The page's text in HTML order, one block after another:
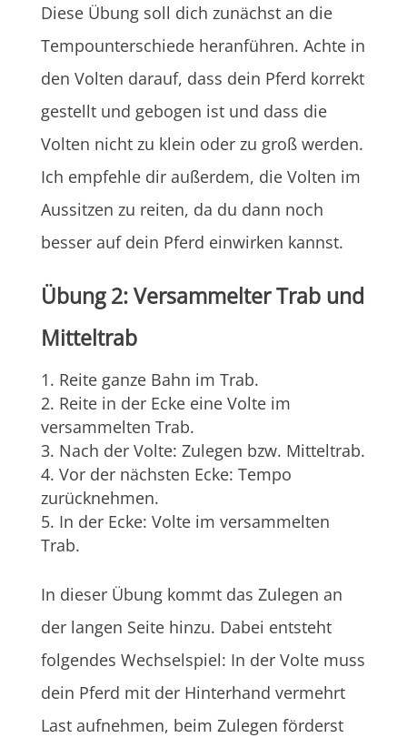
Diese Übung soll dich zunächst an die
Tempounterschiede heranführen. Achte in
den Volten darauf, dass dein Pferd korrekt
gestellt und gebogen ist und dass die
Volten nicht zu klein oder zu groß werden.
Ich empfehle dir außerdem, die Volten im
Aussitzen zu reiten, da du dann noch
besser auf dein Pferd einwirken kannst.
Übung 2: Versammelter Trab und
Mitteltrab
Reite ganze Bahn im Trab.
Reite in der Ecke eine Volte im
versammelten Trab.
Nach der Volte: Zulegen bzw. Mitteltrab.
Vor der nächsten Ecke: Tempo
zurücknehmen.
In der Ecke: Volte im versammelten
Trab.
In dieser Übung kommt das Zulegen an
der langen Seite hinzu. Dabei entsteht
folgendes Wechselspiel: In der Volte muss
dein Pferd mit der Hinterhand vermehrt
Last aufnehmen, beim Zulegen förderst